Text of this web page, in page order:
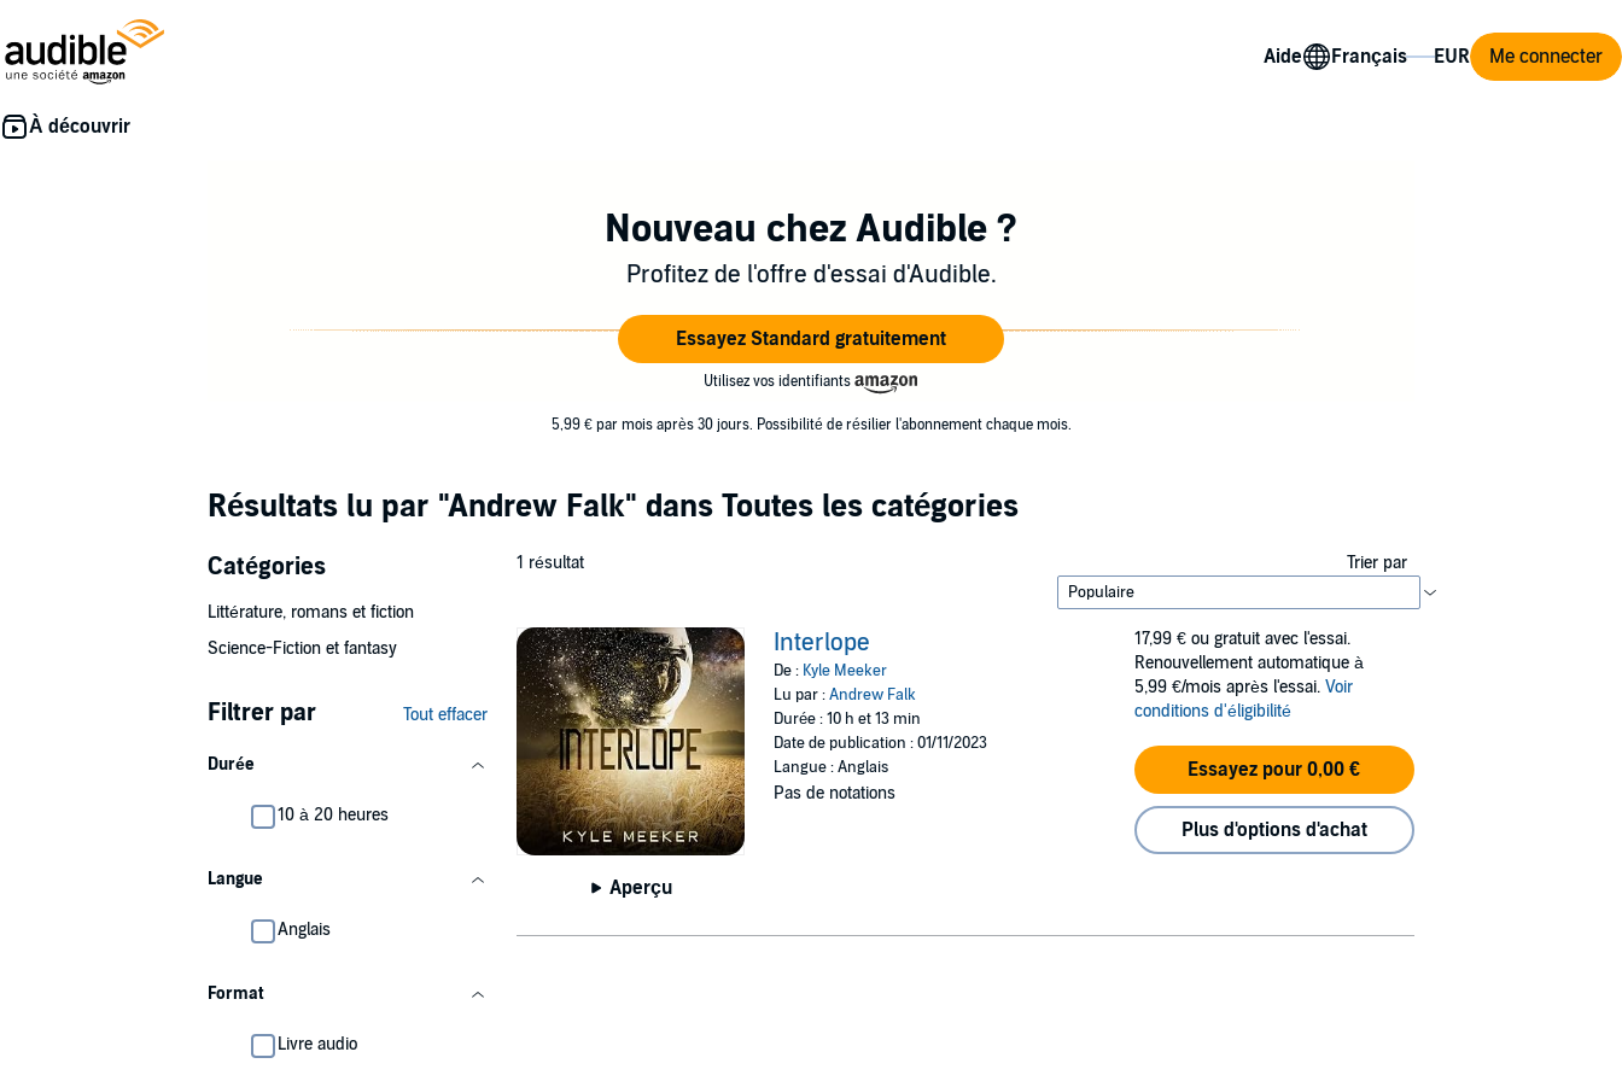
Aide Me connecter
Nouveau chez Audible ?
Profitez de l'offre d'essai d'Audible.
Essayez Standard gratuitement
Utilisez vos identifiants
5,99 € par mois après 30 jours. Possibilité de résilier l'abonnement chaque mois.
Résultats lu par "Andrew Falk" dans Toutes les catégories
Catégories
Littérature, romans et fiction
Science-Fiction et fantasy
Filtrer par Tout effacer
Durée
10 à 20 heures
Langue
Anglais
Format
Livre audio
1 résultat Trier par
Aperçu
Interlope
De : Kyle Meeker
Lu par :Andrew Falk
Durée : 10 h et 13 min
Date de publication : 01/11/2023
Langue : Anglais
Pas de notations
17,99 € ou gratuit avec l'essai.
Renouvellement automatique à
5,99 €/mois après l'essai. Voir
conditions d'éligibilité
Essayez pour 0,00 €
Plus d'options d'achat